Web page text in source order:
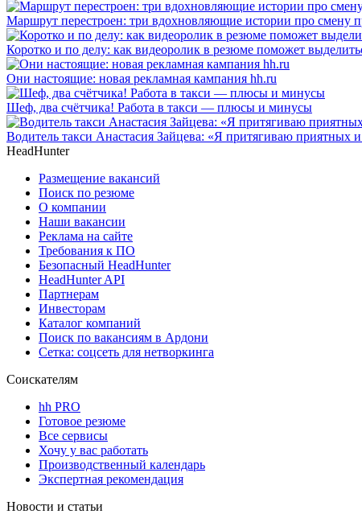
Маршрут перестроен: три вдохновляющие истории про смену
Коротко и по делу: как видеоролик в резюме поможет
Они настоящие: новая рекламная кампания hh.ru
Шеф, два счётчика! Работа в такси — плюсы и минусы
Водитель такси Анастасия Зайцева: «Я притягиваю приятных
HeadHunter
Размещение вакансий
Поиск по резюме
О компании
Наши вакансии
Реклама на сайте
Требования к ПО
Безопасный HeadHunter
HeadHunter API
Партнерам
Инвесторам
Каталог компаний
Поиск по вакансиям в Ардони
Сетка: соцсеть для нетворкинга
Соискателям
hh PRO
Готовое резюме
Все сервисы
Хочу у вас работать
Производственный календарь
Экспертная рекомендация
Новости и статьи